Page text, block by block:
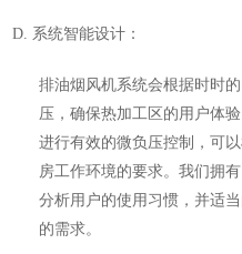
D. 系统智能设计：
排油烟风机系统会根据时时的
压，确保热加工区的用户体
进行有效的微负压控制，可
房工作环境的要求。我们拥
分析用户的使用习惯，并适
的需求。